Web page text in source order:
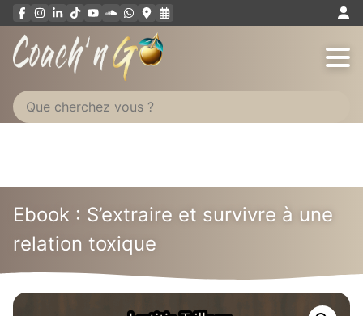
Aller
au
Ebook : S’extraire et survivre à une
relation toxique